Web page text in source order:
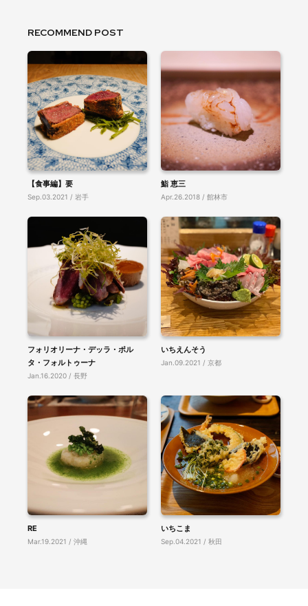
RECOMMEND POST
【食事編】要
Sep.03.2021 / 岩手
鮨 恵三
Apr.26.2018 / 館林市
フォリオリーナ・デッラ・ポル
タ・フォルトゥーナ
Jan.16.2020 / 長野
いちえんそう
Jan.09.2021 / 京都
RE
Mar.19.2021 / 沖縄
いちこま
Sep.04.2021 / 秋田